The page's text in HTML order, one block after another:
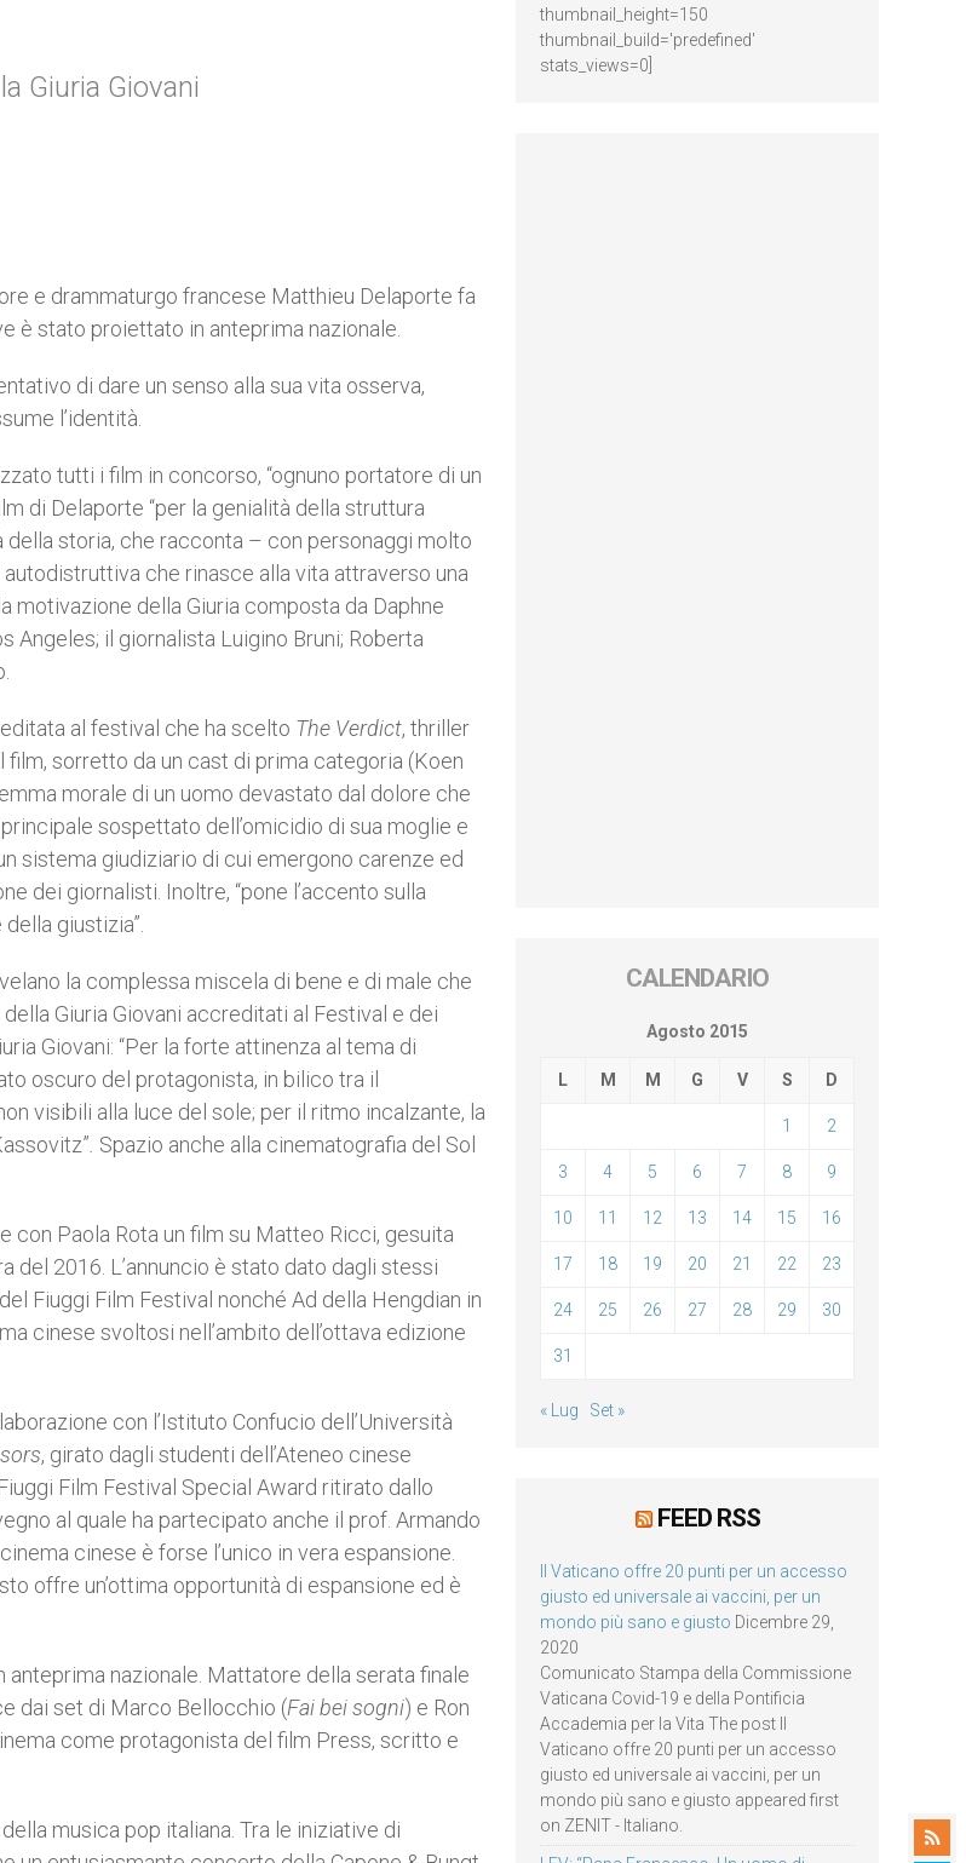
Giuria Giovani
e drammaturgo francese Matthieu Delaporte fa
è stato proiettato in anteprima nazionale.
di dare un senso alla sua vita osserva,
l’identità.
tutti i film in concorso, “ognuno portatore di un
di Delaporte “per la genialità della struttura
della storia, che racconta – con personaggi molto
che rinasce alla vita attraverso una
motivazione della Giuria composta da Daphne
il giornalista Luigino Bruni; Roberta
al festival che ha scelto The Verdict, thriller
sorretto da un cast di prima categoria (Koen
morale di un uomo devastato dal dolore che
sospettato dell’omicidio di sua moglie e
sistema giudiziario di cui emergono carenze ed
dei giornalisti. Inoltre, “pone l’accento sulla
giustizia”.
la complessa miscela di bene e di male che
Giuria Giovani accreditati al Festival e dei
Giovani: “Per la forte attinenza al tema di
oscuro del protagonista, in bilico tra il
visibili alla luce del sole; per il ritmo incalzante, la
. Spazio anche alla cinematografia del Sol
con Paola Rota un film su Matteo Ricci, gesuita
del 2016. L’annuncio è stato dato dagli stessi
Fiuggi Film Festival nonché Ad della Hengdian in
cinese svoltosi nell’ambito dell’ottava edizione
con l’Istituto Confucio dell’Università
, girato dagli studenti dell’Ateneo cinese
Film Festival Special Award ritirato dallo
al quale ha partecipato anche il prof. Armando
cinese è forse l’unico in vera espansione.
offre un’ottima opportunità di espansione ed è
nazionale. Mattatore della serata finale
dai set di Marco Bellocchio (Fai bei sogni) e Ron
come protagonista del film Press, scritto e
musica pop italiana. Tra le iniziative di
thumbnail_height=150
thumbnail_build='predefined'
stats_views=0]
CALENDARIO
Agosto 2015
L M M G V S D
1 2
3 4 5 6 7 8 9
10 11 12 13 14 15 16
17 18 19 20 21 22 23
24 25 26 27 28 29 30
31
« Lug Set »
FEED RSS
Il Vaticano offre 20 punti per un accesso
giusto ed universale ai vaccini, per un
mondo più sano e giusto Dicembre 29,
2020
Comunicato Stampa della Commissione
Vaticana Covid-19 e della Pontificia
Accademia per la Vita The post Il
Vaticano offre 20 punti per un accesso
giusto ed universale ai vaccini, per un
mondo più sano e giusto appeared first
on ZENIT - Italiano.